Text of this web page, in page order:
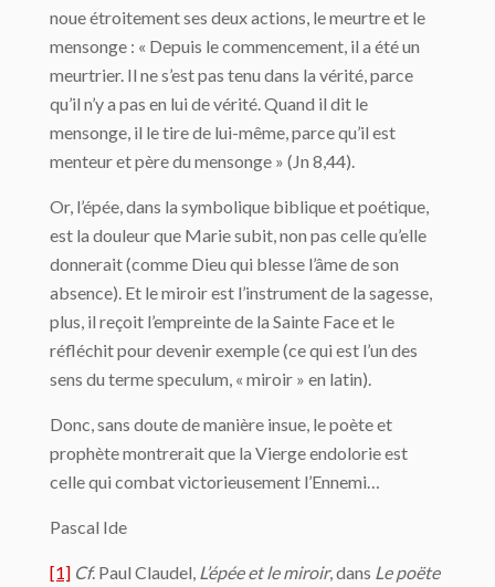
noue étroitement ses deux actions, le meurtre et le
mensonge : « Depuis le commencement, il a été un
meurtrier. Il ne s’est pas tenu dans la vérité, parce
qu’il n’y a pas en lui de vérité. Quand il dit le
mensonge, il le tire de lui-même, parce qu’il est
menteur et père du mensonge » (Jn 8,44).
Or, l’épée, dans la symbolique biblique et poétique,
est la douleur que Marie subit, non pas celle qu’elle
donnerait (comme Dieu qui blesse l’âme de son
absence). Et le miroir est l’instrument de la sagesse,
plus, il reçoit l’empreinte de la Sainte Face et le
réfléchit pour devenir exemple (ce qui est l’un des
sens du terme speculum, « miroir » en latin).
Donc, sans doute de manière insue, le poète et
prophète montrerait que la Vierge endolorie est
celle qui combat victorieusement l’Ennemi…
Pascal Ide
[1] Cf. Paul Claudel, L’épée et le miroir, dans Le poëte